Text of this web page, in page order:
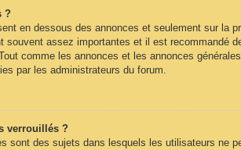
?
en dessous des annonces et seulement sur la
souvent assez importantes et il est recommandé
comme les annonces et les annonces
par les administrateurs du forum.
verrouillés ?
sont des sujets dans lesquels les utilisateurs ne